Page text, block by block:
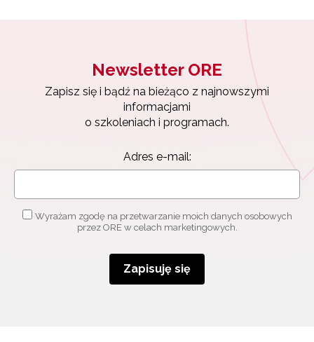
Newsletter ORE
Zapisz się i bądź na bieżąco z najnowszymi
informacjami
o szkoleniach i programach.
Adres e-mail:
Wyrażam zgodę na przetwarzanie moich danych osobowych
przez ORE w celach marketingowych.
Zapisuję się